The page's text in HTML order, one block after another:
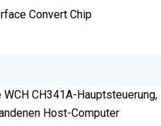
Convert Chip
CH341A-Hauptsteuerung,
Host-Computer